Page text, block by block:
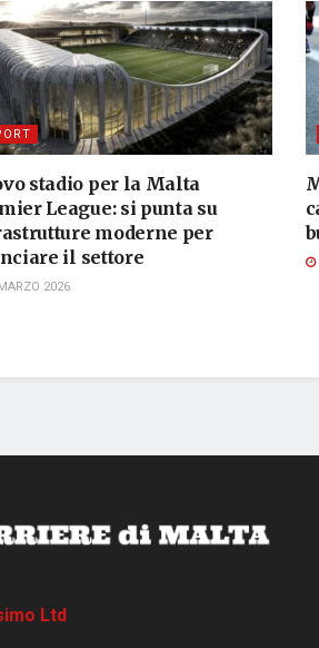
stadio per la Malta
League: si punta su
moderne per
il settore
2026
Ltd